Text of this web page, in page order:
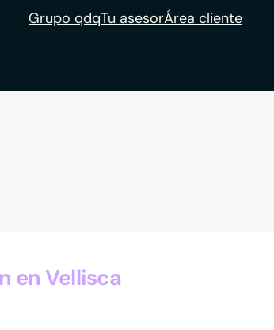
Grupo qdqTu asesorÁrea cliente
en Vellisca